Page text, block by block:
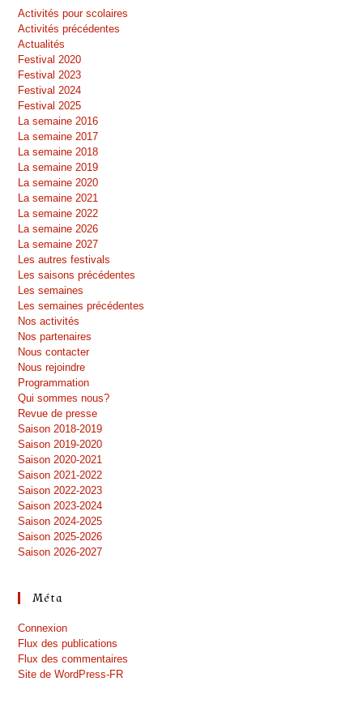
Activités pour scolaires
Activités précédentes
Actualités
Festival 2020
Festival 2023
Festival 2024
Festival 2025
La semaine 2016
La semaine 2017
La semaine 2018
La semaine 2019
La semaine 2020
La semaine 2021
La semaine 2022
La semaine 2026
La semaine 2027
Les autres festivals
Les saisons précédentes
Les semaines
Les semaines précédentes
Nos activités
Nos partenaires
Nous contacter
Nous rejoindre
Programmation
Qui sommes nous?
Revue de presse
Saison 2018-2019
Saison 2019-2020
Saison 2020-2021
Saison 2021-2022
Saison 2022-2023
Saison 2023-2024
Saison 2024-2025
Saison 2025-2026
Saison 2026-2027
Méta
Connexion
Flux des publications
Flux des commentaires
Site de WordPress-FR